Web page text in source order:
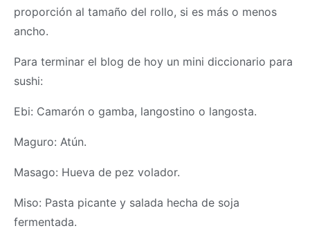
proporción al tamaño del rollo, si es más o menos
ancho.
Para terminar el blog de hoy un mini diccionario para
sushi:
Ebi: Camarón o gamba, langostino o langosta.
Maguro: Atún.
Masago: Hueva de pez volador.
Miso: Pasta picante y salada hecha de soja
fermentada.